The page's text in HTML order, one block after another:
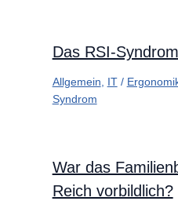
Das RSI-Syndrom
Allgemein, IT/
Syndrom
War das
Reich vorbildlich?